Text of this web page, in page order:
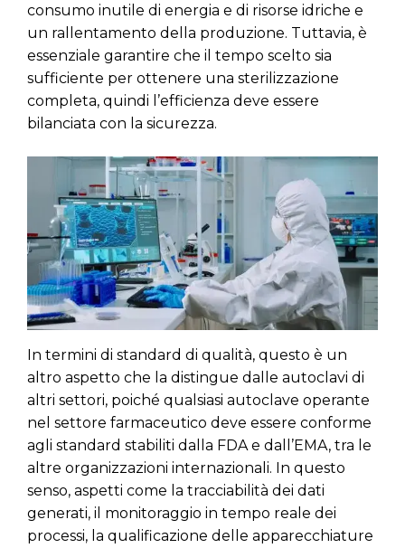
consumo inutile di energia e di risorse idriche e
un rallentamento della produzione. Tuttavia, è
essenziale garantire che il tempo scelto sia
sufficiente per ottenere una sterilizzazione
completa, quindi l’efficienza deve essere
bilanciata con la sicurezza.
In termini di standard di qualità, questo è un
altro aspetto che la distingue dalle autoclavi di
altri settori, poiché qualsiasi autoclave operante
nel settore farmaceutico deve essere conforme
agli standard stabiliti dalla FDA e dall’EMA, tra le
altre organizzazioni internazionali. In questo
senso, aspetti come la tracciabilità dei dati
generati, il monitoraggio in tempo reale dei
processi, la qualificazione delle apparecchiature